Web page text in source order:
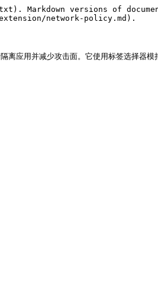
versions of
network-policy.md).
攻击面。它使用标签选择器模拟传